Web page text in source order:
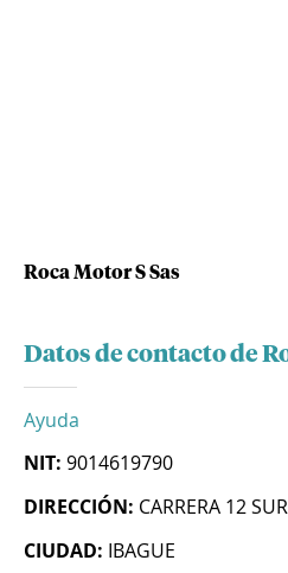
Roca Motor S Sas
Datos de contacto de
Ayuda
NIT: 9014619790
DIRECCIÓN: CARRERA 12
CIUDAD: IBAGUE